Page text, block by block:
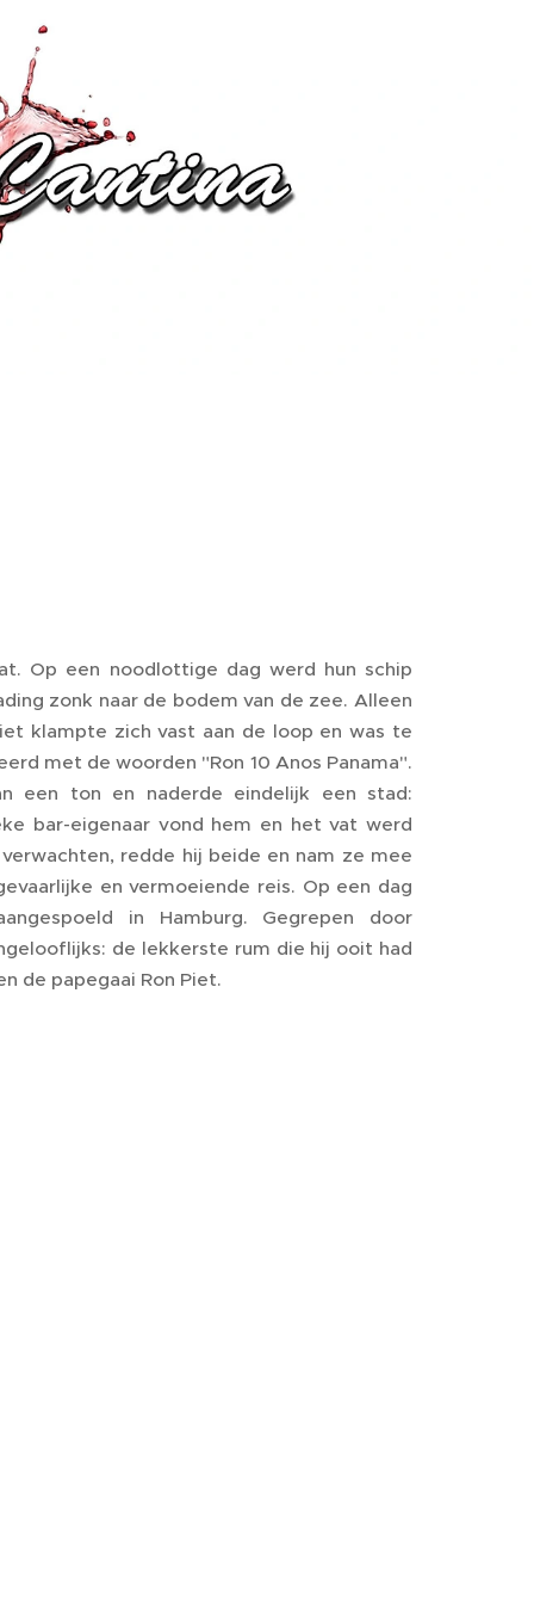
Op een noodlottige dag werd hun schip
zonk naar de bodem van de zee. Alleen
klampte zich vast aan de loop en was te
met de woorden "Ron 10 Anos Panama".
een ton en naderde eindelijk een stad:
bar-eigenaar vond hem en het vat werd
redde hij beide en nam ze mee
en vermoeiende reis. Op een dag
in Hamburg. Gegrepen door
de lekkerste rum die hij ooit had
de papegaai Ron Piet.